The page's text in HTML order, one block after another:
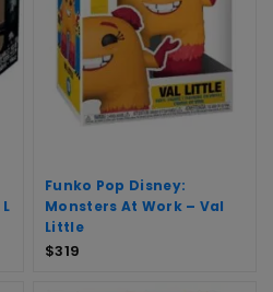
Funko Pop Disney:
Monsters At Work – Val
Little
$319